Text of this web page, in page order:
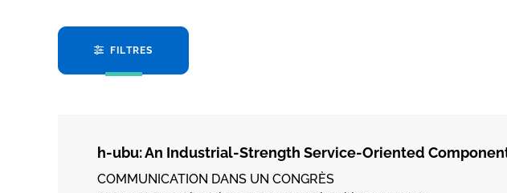
FILTRES
h-ubu: An Industrial-Strength Service-Oriented
COMMUNICATION DANS UN CONGRÈS